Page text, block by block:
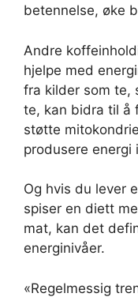
betennelse, øke
Andre
hjelpe med
fra kilder som te,
te, kan bidra til å
støtte
produsere energi
Og hvis du lever
spiser en diett
mat, kan det
energinivåer.
«Regelmessig